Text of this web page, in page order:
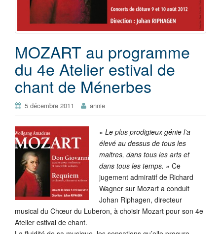
MOZART au programme
du 4e Atelier estival de
chant de Ménerbes
5 décembre 2011 annie
« Le plus prodigieux génie l’a
élevé au dessus de tous les
maitres, dans tous les arts et
dans tous les temps. » Ce
jugement admiratif de Richard
Wagner sur Mozart a conduit
Johan Riphagen, directeur
musical du Chœur du Luberon, à choisir Mozart pour son 4e
Atelier estival de chant.